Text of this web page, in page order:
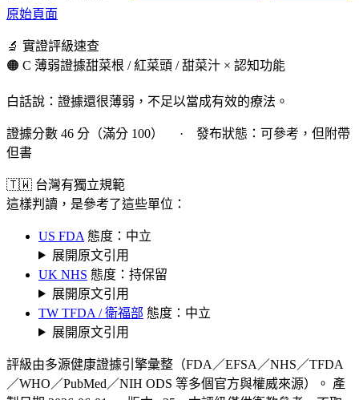
原始頁面
🔬 實證評級速查
🟠 C 薄弱證據甜菜根 / 紅菜頭 / 甜菜汁 × 認知功能
白話說：證據還很薄弱，不足以當成有效的療法。
證據分數 46 分（滿分 100） · 發布狀態：可參考，但附帶
但書
🇹🇼 台灣有獨立規範
這樣判讀，是參考了這些單位：
US FDA 態度：中立
展開原文引用
UK NHS 態度：持保留
展開原文引用
TW TFDA / 衛福部 態度：中立
展開原文引用
評級由多源健康證據引擎彙整（FDA／EFSA／NHS／TFDA
／WHO／PubMed／NIH ODS 等多個官方與權威來源）。 產